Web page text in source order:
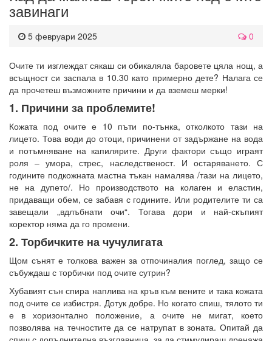
завинаги
5 февруари 2025 0
Очите ти изглеждат сякаш си обикаляла баровете цяла нощ, а
всъщност си заспала в 10.30 като примерно дете? Налага се
да прочетеш възможните причини и да вземеш мерки!
1. Причини за проблемите!
Кожата под очите е 10 пъти по-тънка, отколкото тази на
лицето. Това води до отоци, причинени от задържане на вода
и потъмняване на капилярите. Други фактори също играят
роля – умора, стрес, наследственост. И остаряването. С
годините подкожната мастна тъкан намалява /тази на лицето,
не на дупето/. Но производството на колаген и еластин,
придаващи обем, се забавя с годините. Или родителите ти са
завещали „вдлъбнати очи“. Тогава дори и най-скъпият
коректор няма да го промени.
2. Торбичките на чучулигата
Щом сънят е толкова важен за отпочиналия поглед, защо се
събуждаш с торбички под очите сутрин?
Хубавият сън спира наплива на кръв към вените и така кожата
под очите се избистря. Дотук добре. Но когато спиш, тялото ти
е в хоризонтално положение, а очите не мигат, което
позволява на течностите да се натрупат в зоната. Опитай да